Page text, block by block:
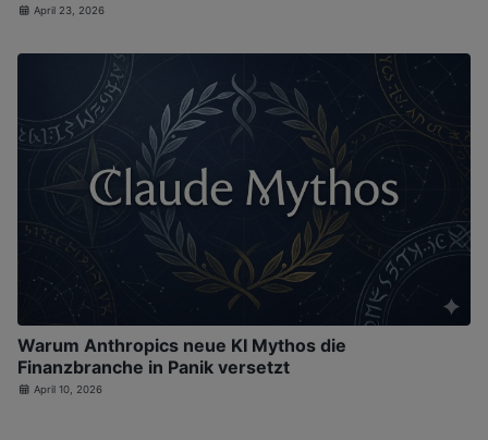
April 23, 2026
Warum Anthropics neue KI Mythos die
Finanzbranche in Panik versetzt
April 10, 2026